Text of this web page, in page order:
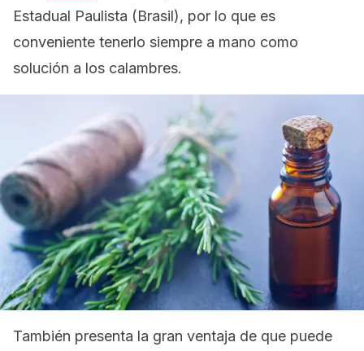
Estadual Paulista (Brasil), por lo que es
conveniente tenerlo siempre a mano como
solución a los calambres.
También presenta la gran ventaja de que puede